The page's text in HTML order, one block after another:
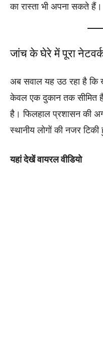
का रास्ता भी अपना सकते हैं।
जांच के घेरे में पूरा
अब सवाल यह उठ रहा है कि
केवल एक दुकान तक सीमित
है। फिलहाल प्रशासन की
स्थानीय लोगों की नजर टिकी
यहां देखें वायरल वीडियो